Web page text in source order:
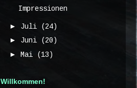
Impressionen
► Juli
(24)
► Juni
(20)
►
Mai (13)
Willkommen!